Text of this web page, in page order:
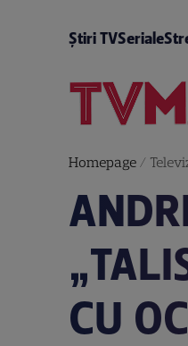
Știri TVSeriale
Homepage/
CU